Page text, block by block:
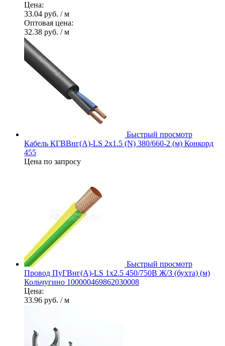
Цена:
33.04 руб. / м
Оптовая цена:
32.38 руб. / м
Быстрый просмотр
Кабель КГВВнг(А)-LS 2х1.5 (N) 380/660-2 (м) Конкорд
455
Цена по запросу
Быстрый просмотр
Провод ПуГВнг(А)-LS 1х2.5 450/750В Ж/З (бухта) (м)
Кольчугино 100000469862030008
Цена:
33.96 руб. / м